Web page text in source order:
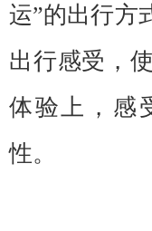
运”的出行方
出行感受，
体验上，感
性。